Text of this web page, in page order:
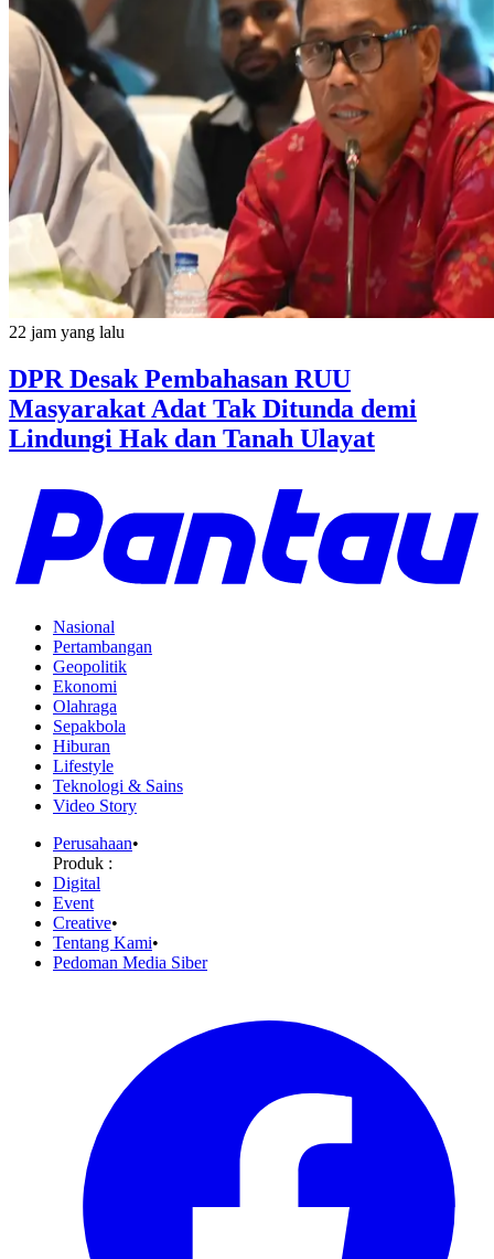
22 jam yang lalu
DPR Desak Pembahasan RUU
Masyarakat Adat Tak Ditunda demi
Lindungi Hak dan Tanah Ulayat
Nasional
Pertambangan
Geopolitik
Ekonomi
Olahraga
Sepakbola
Hiburan
Lifestyle
Teknologi & Sains
Video Story
Perusahaan•
Produk :
Digital
Event
Creative•
Tentang Kami•
Pedoman Media Siber